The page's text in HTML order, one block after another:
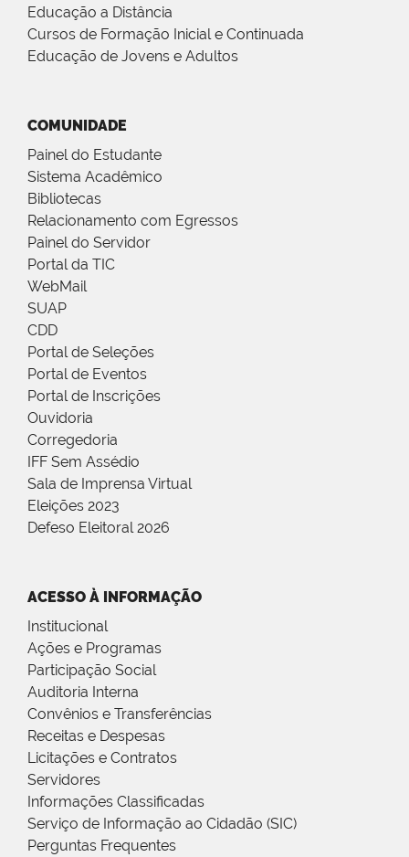
Educação a Distância
Cursos de Formação Inicial e Continuada
Educação de Jovens e Adultos
COMUNIDADE
Painel do Estudante
Sistema Acadêmico
Bibliotecas
Relacionamento com Egressos
Painel do Servidor
Portal da TIC
WebMail
SUAP
CDD
Portal de Seleções
Portal de Eventos
Portal de Inscrições
Ouvidoria
Corregedoria
IFF Sem Assédio
Sala de Imprensa Virtual
Eleições 2023
Defeso Eleitoral 2026
ACESSO À INFORMAÇÃO
Institucional
Ações e Programas
Participação Social
Auditoria Interna
Convênios e Transferências
Receitas e Despesas
Licitações e Contratos
Servidores
Informações Classificadas
Serviço de Informação ao Cidadão (SIC)
Perguntas Frequentes